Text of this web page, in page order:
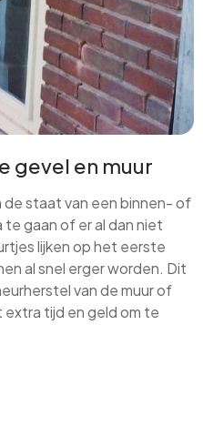
gevel en muur
staat van een binnen- of
te gaan of er al dan niet
lijken op het eerste
al snel erger worden. Dit
van de muur of
extra tijd en geld om te